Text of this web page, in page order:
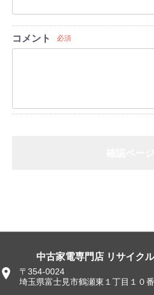
コメント 必須
中古家電専門店 リサイク
〒354-0024
埼玉県富士見市鶴瀬東１丁目１０